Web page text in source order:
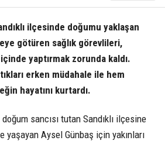
ilçesinde doğumu yaklaşan
götüren sağlık görevlileri,
yaptırmak zorunda kaldı.
erken müdahale ile hem
hayatını kurtardı.
sancısı tutan Sandıklı ilçesine
yaşayan Aysel Günbaş için yakınları